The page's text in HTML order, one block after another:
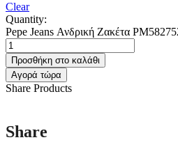
Clear
Quantity:
Pepe Jeans Ανδρική Ζακέτα
Προσθήκη στο καλάθι
Αγορά τώρα
Share Products
Share